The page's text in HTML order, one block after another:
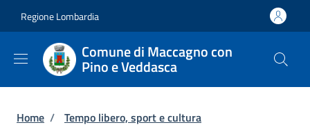
Regione Lombardia
Comune di Maccagno con
Pino e Veddasca
Briciole di pane
Home / Tempo libero, sport e cultura